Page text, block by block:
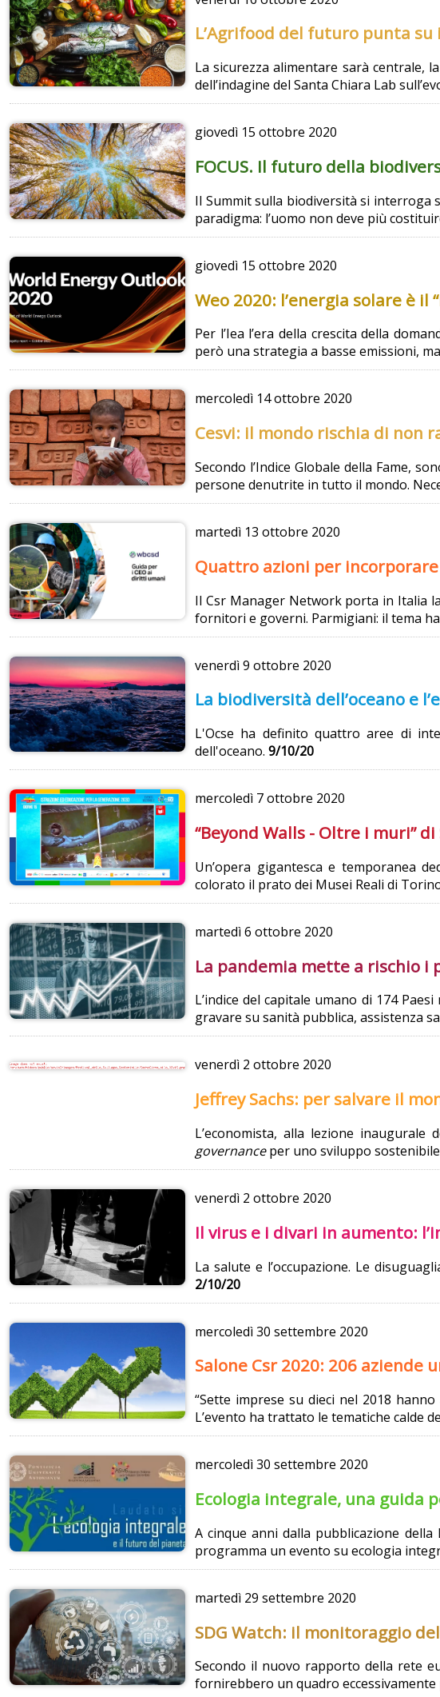
L’Agrifood del futuro punta
La sicurezza alimentare sarà centrale,
dell’indagine del Santa Chiara Lab
giovedì 15 ottobre 2020
FOCUS. Il futuro della
Il Summit sulla biodiversità si interroga
paradigma: l’uomo non deve più
giovedì 15 ottobre 2020
Weo 2020: l’energia solare è
Per l’Iea l’era della crescita della
però una strategia a basse emissioni,
mercoledì 14 ottobre 2020
Cesvi: il mondo rischia di non
Secondo l’Indice Globale della Fame,
persone denutrite in tutto il mondo.
martedì 13 ottobre 2020
Quattro azioni per
Il Csr Manager Network porta in Italia
fornitori e governi. Parmigiani: il tema
venerdì9 ottobre 2020
La biodiversità dell’oceano e
L'Ocse ha definito quattro aree di
dell'oceano. 9/10/20
mercoledì 7 ottobre 2020
“Beyond Walls - Oltre i muri”
Un’opera gigantesca e temporanea
colorato il prato dei Musei Reali di
martedì6 ottobre 2020
La pandemia mette a rischio
L’indice del capitale umano di 174
gravare su sanità pubblica, assistenza
venerdì 2 ottobre 2020
Jeffrey Sachs: per salvare il
L’economista, alla lezione inaugurale
governanceper uno sviluppo
venerdì 2 ottobre 2020
Il virus e i divari in aumento:
La salute e l’occupazione. Le
2/10/20
mercoledì30 settembre 2020
Salone Csr 2020: 206
“Sette imprese su dieci nel 2018
L’evento ha trattato le tematiche calde
mercoledì30 settembre 2020
Ecologia integrale, una guida
A cinque anni dalla pubblicazione
programma un evento su ecologia
martedì 29 settembre 2020
SDG Watch: il monitoraggio
Secondo il nuovo rapporto della rete
fornirebbero un quadro eccessivamente